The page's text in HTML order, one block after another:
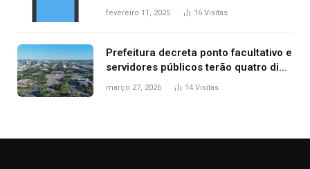
contra dois filhos, diz polícia
fevereiro 11, 2025 16 Visitas
Prefeitura decreta ponto facultativo e
servidores públicos terão quatro dias
de folga na Semana Santa
março 27, 2026 14 Visitas